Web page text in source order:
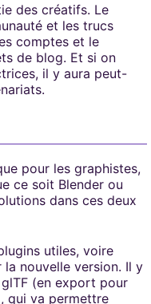
des créatifs. Le
et les trucs
comptes et le
de blog. Et si on
il y aura peut-
pour les graphistes,
ce soit Blender ou
dans ces deux
utiles, voire
nouvelle version. Il y
(en export pour
qui va permettre